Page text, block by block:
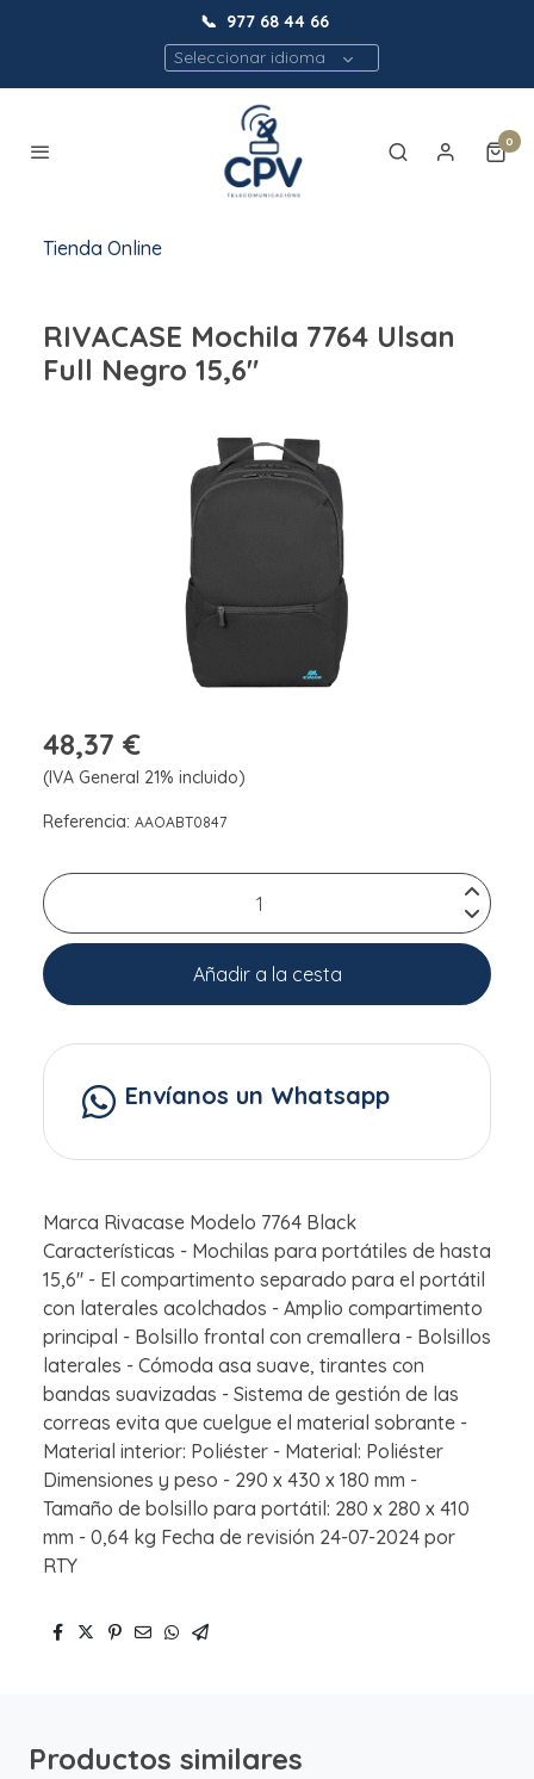
📞 977 68 44 66
Seleccionar idioma
0
Tienda Online
RIVACASE Mochila 7764 Ulsan
Full Negro 15,6"
48,37 €
(IVA General 21% incluido)
Referencia: AAOABT0847
Añadir a la cesta
Envíanos un Whatsapp
Marca Rivacase Modelo 7764 Black
Características - Mochilas para portátiles de hasta
15,6'' - El compartimento separado para el portátil
con laterales acolchados - Amplio compartimento
principal - Bolsillo frontal con cremallera - Bolsillos
laterales - Cómoda asa suave, tirantes con
bandas suavizadas - Sistema de gestión de las
correas evita que cuelgue el material sobrante -
Material interior: Poliéster - Material: Poliéster
Dimensiones y peso - 290 x 430 x 180 mm -
Tamaño de bolsillo para portátil: 280 x 280 x 410
mm - 0,64 kg Fecha de revisión 24-07-2024 por
RTY
Productos similares